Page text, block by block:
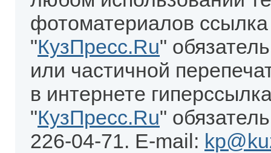
фотоматериалов
"КузПресс.Ru"
или частичной
в интернете
"КузПресс.Ru"
226-04-71. E-mail: